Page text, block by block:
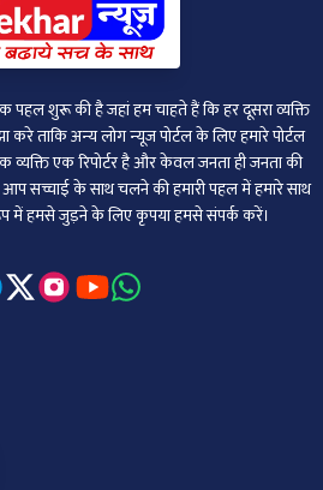
शुरू की है जहां हम चाहते हैं कि हर दूसरा व्‍यक्ति
ताकि अन्‍य लोग न्‍यूज पोर्टल के लिए हमारे पोर्टल
एक रिपोर्टर है और केवल जनता ही जनता की
सच्चाई के साथ चलने की हमारी पहल में हमारे साथ
हमसे जुड़ने के लिए कृपया हमसे संपर्क करें।